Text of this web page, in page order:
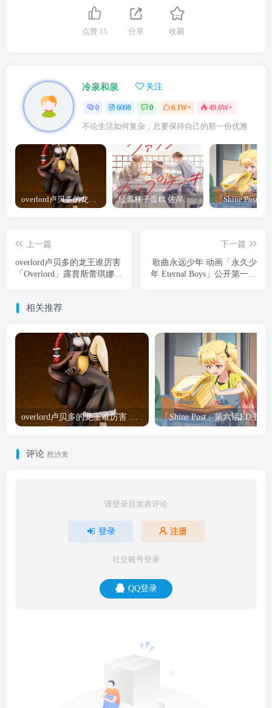
点赞 15 分享 收藏
冷泉和泉 关注
0 6098 0 6.1W+ 49.6W+
不论生活如何复杂，总要保持自己的那一份优雅
overlord卢贝多的龙王谁厉害 「Overlord」露普斯蕾琪娜·贝塔手办开订 经典杯子蛋糕 佐岸 漫画「经典杯子蛋糕」宣布真人日剧化
上一篇
overlord卢贝多的龙王谁厉害
「Overlord」露普斯蕾琪娜·
下一篇
歌曲永远少年 动画「永久少
年 Eternal Boys」公开第一弹
相关推荐
overlord卢贝多的龙王谁厉害 「Overlord」露普斯蕾琪娜·贝塔手办开订
评论 抢沙发
请登录后发表评论
登录 注册
社交账号登录
QQ登录